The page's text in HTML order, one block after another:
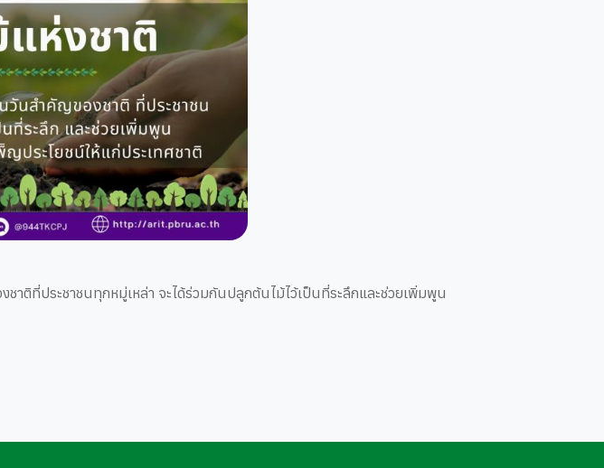
ประชาชนทุกหมู่เหล่า จะได้ร่วมกันปลูกต้นไม้ไว้เป็นที่ระลึกและช่วยเพิ่มพูน